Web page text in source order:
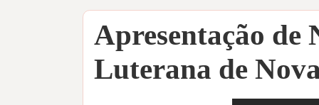
Apresentação de
Luterana de